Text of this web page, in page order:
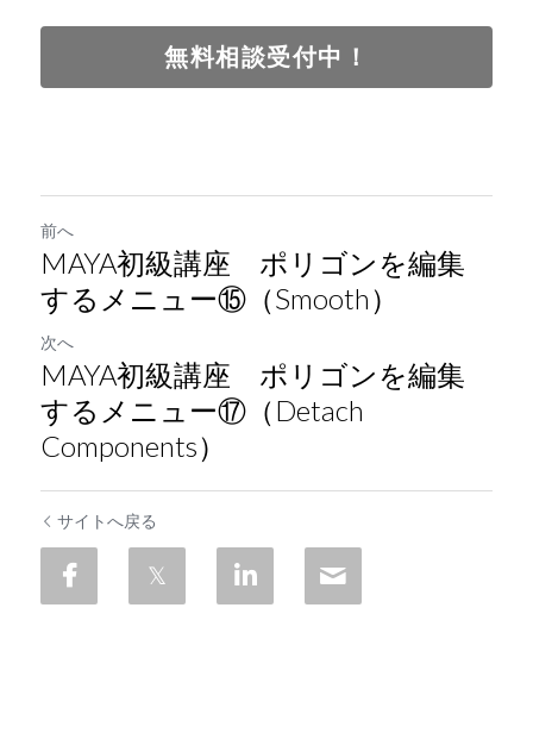
無料相談受付中！
前へ
MAYA初級講座 ポリゴンを編集
するメニュー⑮（Smooth）
次へ
MAYA初級講座 ポリゴンを編集
するメニュー⑰（Detach
Components）
サイトへ戻る